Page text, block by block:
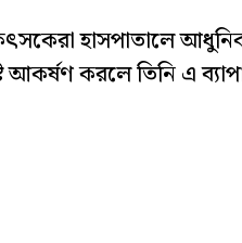
হাসপাতালে
আকর্ষণ করলে তিনি এ